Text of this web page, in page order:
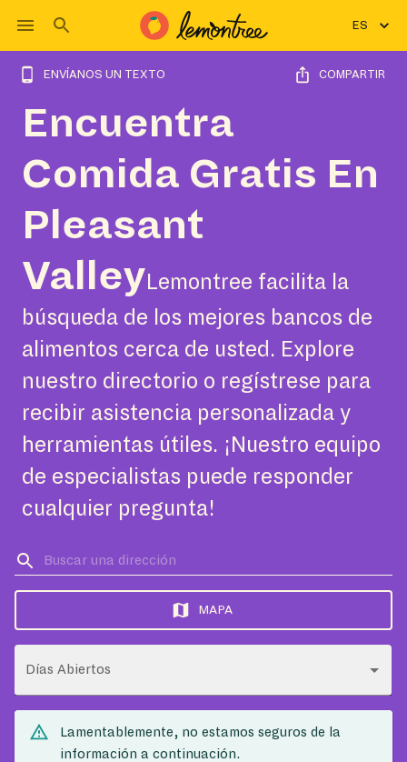
ES
ENVÍANOS UN TEXTO COMPARTIR
Encuentra
Comida Gratis En
Pleasant
Valley Lemontree facilita la
búsqueda de los mejores bancos de
alimentos cerca de usted. Explore
nuestro directorio o regístrese para
recibir asistencia personalizada y
herramientas útiles. ¡Nuestro equipo
de especialistas puede responder
cualquier pregunta!
MAPA
Días Abiertos
Lamentablemente, no estamos seguros de la
información a continuación.